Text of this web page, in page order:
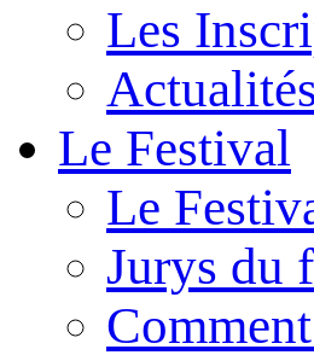
Les
Le Festival
Le
Jurys du